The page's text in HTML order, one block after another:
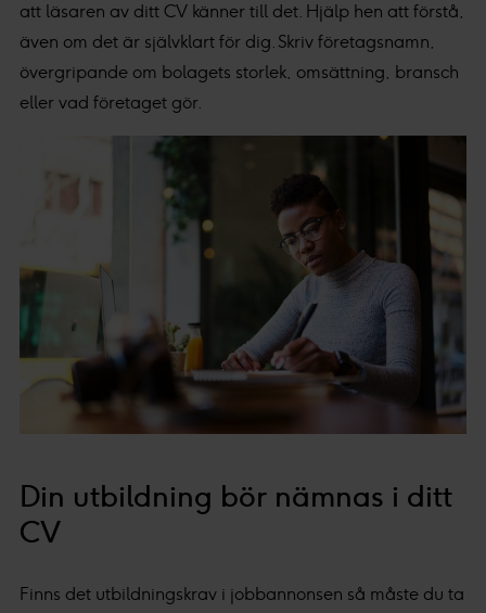
att läsaren av ditt CV känner till det. Hjälp hen att förstå,
även om det är självklart för dig. Skriv företagsnamn,
övergripande om bolagets storlek, omsättning, bransch
eller vad företaget gör.
Din utbildning bör nämnas i ditt
CV
Finns det utbildningskrav i jobbannonsen så måste du ta